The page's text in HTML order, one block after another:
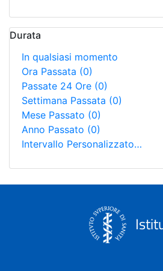
Durata
In qualsiasi momento
Ora Passata (0)
Passate 24 Ore (0)
Settimana Passata (0)
Mese Passato (0)
Anno Passato (0)
Intervallo Personalizzato…